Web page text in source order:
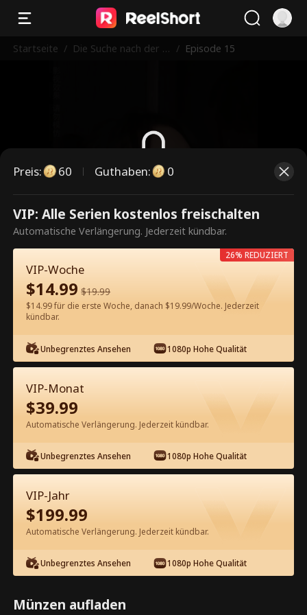
Startseite / Die Suche nach der v
/ Episode 15
Dies ist eine kostenpflichtige
Episode. Bitte entsperren, um
weiterzusehen.
60Jetzt entsperren
Kostenlos in der App ansehen
Episode 15 - Die Suche nach der
verlorenen Liebe Kompletter Film
1-50 51-100 101-105
15 16 18 19
Preis: 60 Guthaben: 0
VIP: Alle Serien kostenlos freischalten
Automatische Verlängerung. Jederzeit kündbar.
VIP-Woche
$14.99 $19.99
$14.99 für die erste Woche, danach $19.99/Woche. Jederzeit
kündbar.
Unbegrenztes Ansehen 1080p Hohe Qualität
26% REDUZIERT
VIP-Monat
$39.99
Automatische Verlängerung. Jederzeit kündbar.
Unbegrenztes Ansehen 1080p Hohe Qualität
VIP-Jahr
$199.99
Automatische Verlängerung. Jederzeit kündbar.
Unbegrenztes Ansehen 1080p Hohe Qualität
Münzen aufladen